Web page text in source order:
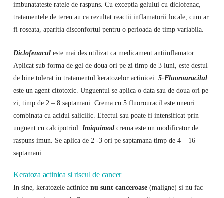
imbunatateste ratele de raspuns. Cu exceptia gelului cu diclofenac,
tratamentele de teren au ca rezultat reactii inflamatorii locale, cum ar
fi roseata, aparitia disconfortul pentru o perioada de timp variabila.
Diclofenacul este mai des utilizat ca medicament antiinflamator.
Aplicat sub forma de gel de doua ori pe zi timp de 3 luni, este destul
de bine tolerat in tratamentul keratozelor actinicei. 5-Fluorouracilul
este un agent citotoxic. Unguentul se aplica o data sau de doua ori pe
zi, timp de 2 – 8 saptamani. Crema cu 5 fluorouracil este uneori
combinata cu acidul salicilic. Efectul sau poate fi intensificat prin
unguent cu calcipotriol. Imiquimod crema este un modificator de
raspuns imun. Se aplica de 2 -3 ori pe saptamana timp de 4 – 16
saptamani.
Keratoza actinica si riscul de cancer
In sine, keratozele actinice nu sunt canceroase(maligne) si nu fac